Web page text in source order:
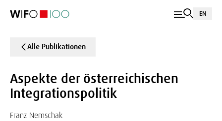
EN
Alle Publikationen
Aspekte der österreichischen
Integrationspolitik
Franz Nemschak